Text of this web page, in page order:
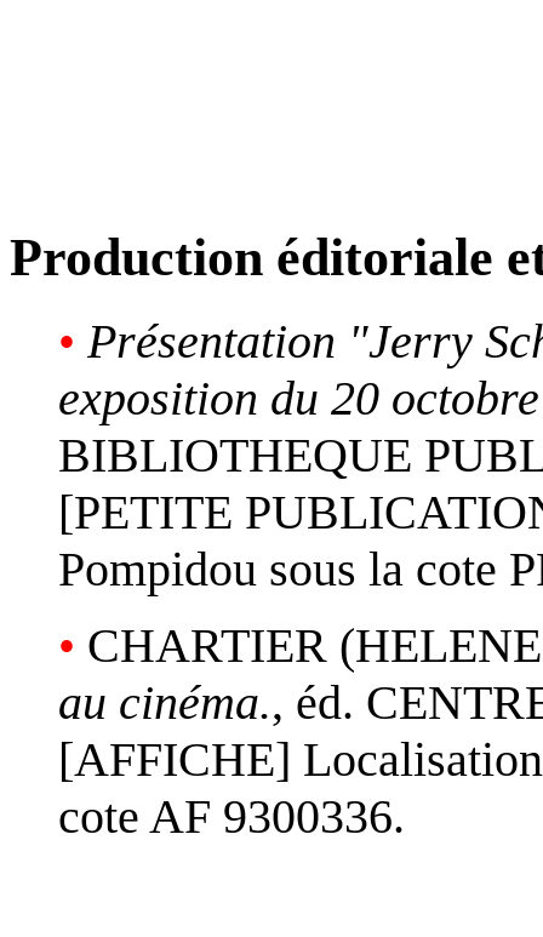
Production éditoriale
• Présentation "Jerry
exposition du 20
BIBLIOTHEQUE
[PETITE
Pompidou sous la cote
• CHARTIER
au cinéma., éd.
[AFFICHE]
cote AF 9300336.